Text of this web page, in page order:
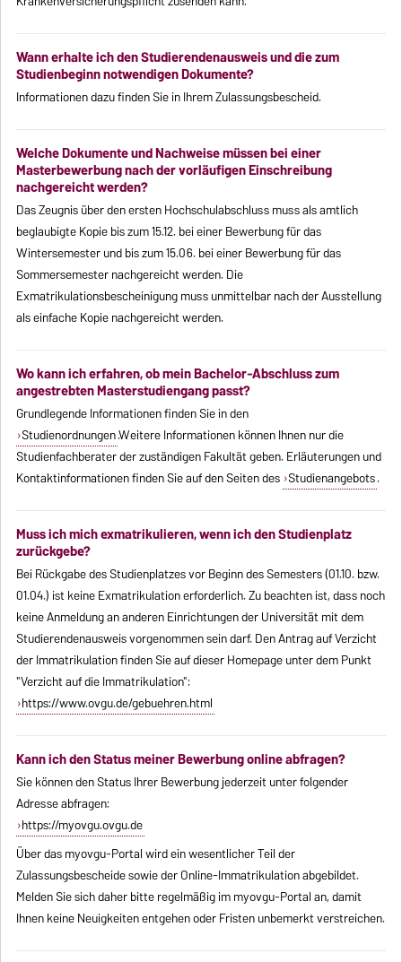
Wann erhalte ich den Studierendenausweis und die zum
Studienbeginn notwendigen Dokumente?
Informationen dazu finden Sie in Ihrem Zulassungsbescheid.
Welche Dokumente und Nachweise müssen bei einer
Masterbewerbung nach der vorläufigen Einschreibung
nachgereicht werden?
Das Zeugnis über den ersten Hochschulabschluss muss als amtlich
beglaubigte Kopie bis zum 15.12. bei einer Bewerbung für das
Wintersemester und bis zum 15.06. bei einer Bewerbung für das
Sommersemester nachgereicht werden. Die
Exmatrikulationsbescheinigung muss unmittelbar nach der Ausstellung
als einfache Kopie nachgereicht werden.
Wo kann ich erfahren, ob mein Bachelor-Abschluss zum
angestrebten Masterstudiengang passt?
Grundlegende Informationen finden Sie in den
Studienordnungen.Weitere Informationen können Ihnen nur die
Studienfachberater der zuständigen Fakultät geben. Erläuterungen und
Kontaktinformationen finden Sie auf den Seiten des Studienangebots.
Muss ich mich exmatrikulieren, wenn ich den Studienplatz
zurückgebe?
Bei Rückgabe des Studienplatzes vor Beginn des Semesters (01.10. bzw.
01.04.) ist keine Exmatrikulation erforderlich. Zu beachten ist, dass noch
keine Anmeldung an anderen Einrichtungen der Universität mit dem
Studierendenausweis vorgenommen sein darf. Den Antrag auf Verzicht
der Immatrikulation finden Sie auf dieser Homepage unter dem Punkt
"Verzicht auf die Immatrikulation":
https://www.ovgu.de/gebuehren.html
Kann ich den Status meiner Bewerbung online abfragen?
Sie können den Status Ihrer Bewerbung jederzeit unter folgender
Adresse abfragen:
https://myovgu.ovgu.de
Über das myovgu-Portal wird ein wesentlicher Teil der
Zulassungsbescheide sowie der Online-Immatrikulation abgebildet.
Melden Sie sich daher bitte regelmäßig im myovgu-Portal an, damit
Ihnen keine Neuigkeiten entgehen oder Fristen unbemerkt verstreichen.